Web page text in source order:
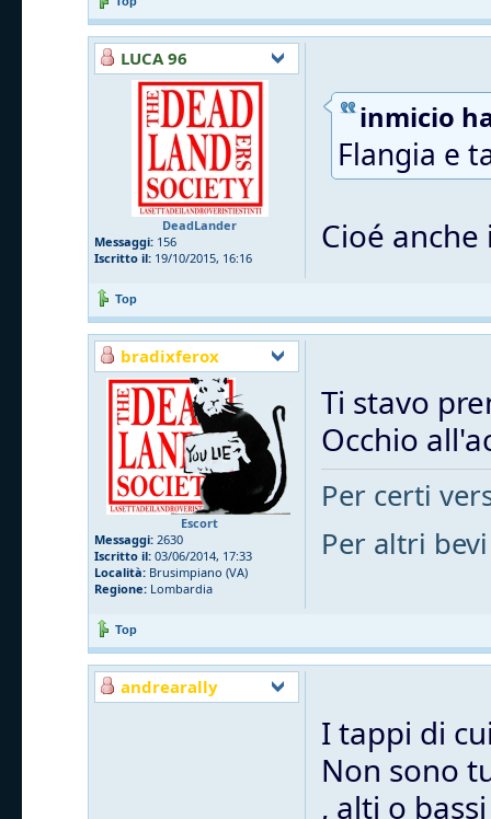
LUCA 96
DeadLander
Messaggi: 156
Iscritto il: 19/10/2015, 16:16
inmicio
Flangia e
Cioé
Top
bradixferox
Escort
Messaggi: 2630
Iscritto il: 03/06/2014, 17:33
Località: Brusimpiano (VA)
Regione: Lombardia
Ti stavo
Occhio
Per certi
Per altri bevi
Top
andrearally
I tappi di
Non sono
, alti o